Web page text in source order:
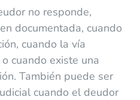
no responde,
documentada, cuando
cuando la vía
cuando existe una
También puede ser
cuando el deudor